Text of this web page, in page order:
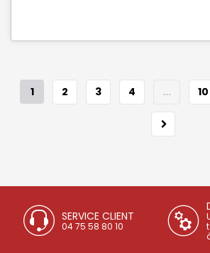
1 2 3 4 ... 10
SERVICE CLIENT
04 75 58 80 10